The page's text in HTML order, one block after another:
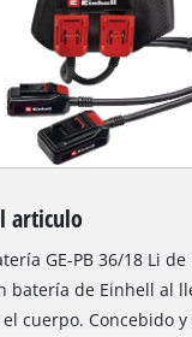
articulo
GE-PB 36/18 Li
batería de Einhell al
cuerpo. Concebido